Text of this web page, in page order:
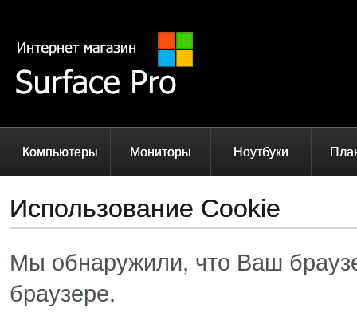
Компьютеры Мониторы Ноутбуки
Использование Cookie
Мы обнаружили, что Ваш
браузере.